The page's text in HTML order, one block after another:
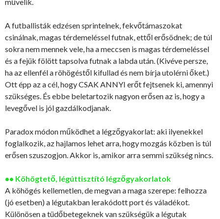
A futballisták edzésen sprintelnek, fekvőtámaszokat
csinálnak, magas térdemeléssel futnak, ettől erősödnek; de túl
sokra nem mennek vele, ha a meccsen is magas térdemeléssel
és a fejük fölött tapsolva futnak a labda után. (Kivéve persze,
ha az ellenfél a röhögéstől kifullad és nem bírja utolérni őket.)
Ott épp az a cél, hogy CSAK ANNYI erőt fejtsenek ki, amennyi
szükséges. És ebbe beletartozik nagyon erősen az is, hogy a
levegővel is jól gazdálkodjanak.
Paradox módon működhet a légzőgyakorlat: aki ilyenekkel
foglalkozik, az hajlamos lehet arra, hogy mozgás közben is túl
erősen szuszogjon. Akkor is, amikor arra semmi szükség nincs.
•• Köhögtető, légúttisztító légzőgyakorlatok
A köhögés kellemetlen, de megvan a maga szerepe: felhozza
(jó esetben) a légutakban lerakódott port és váladékot.
Különösen a tüdőbetegeknek van szükségük a légutak